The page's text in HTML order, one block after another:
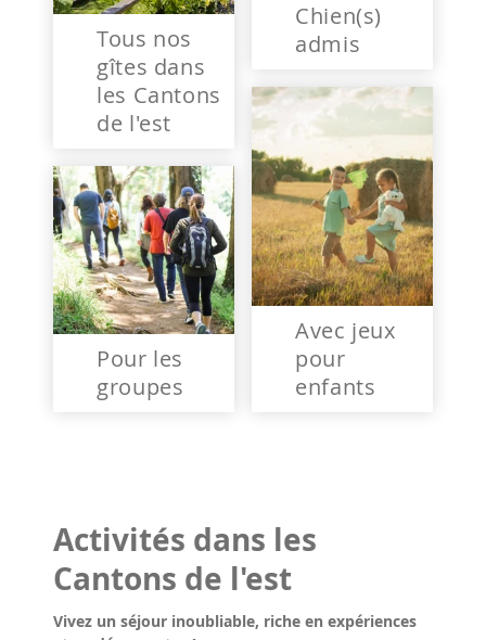
Tous nos
gîtes dans
les Cantons
de l'est
Pour les
groupes
Chien(s)
admis
Avec jeux
pour
enfants
Activités dans les
Cantons de l'est
Vivez un séjour inoubliable, riche en expériences